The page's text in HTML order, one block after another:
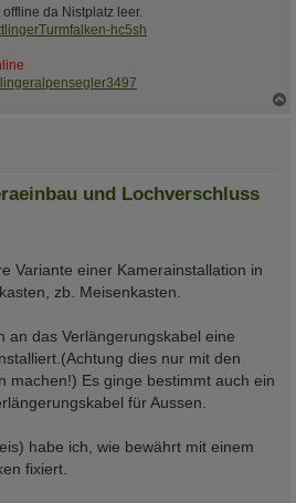
da Nistplatz leer.
hc5sh
und Lochverschluss
Variante einer Kamerainstallation in
zb. Meisenkasten.
an das Verlängerungskabel eine
dies nur mit den
machen!) Es ginge bestimmt auch ein
für Aussen.
habe ich, wie bewährt mit einem
fixiert.